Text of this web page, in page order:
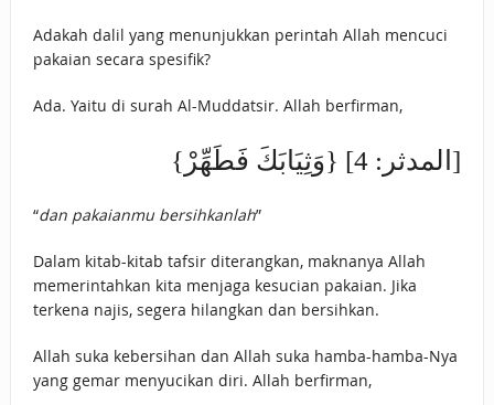
Adakah dalil yang menunjukkan perintah Allah mencuci
pakaian secara spesifik?
Ada. Yaitu di surah Al-Muddatsir. Allah berfirman,
{وَثِيَابَكَ فَطَهِّرْ} [المدثر: 4]
“dan pakaianmu bersihkanlah”
Dalam kitab-kitab tafsir diterangkan, maknanya Allah
memerintahkan kita menjaga kesucian pakaian. Jika
terkena najis, segera hilangkan dan bersihkan.
Allah suka kebersihan dan Allah suka hamba-hamba-Nya
yang gemar menyucikan diri. Allah berfirman,